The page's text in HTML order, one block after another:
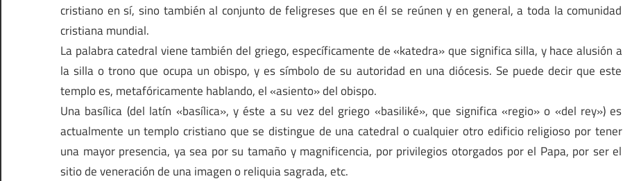
cristiano en sí, sino también al conjunto de feligreses que en él se reúnen y en general, a toda la comunidad
cristiana mundial.
La palabra catedral viene también del griego, específicamente de «katedra» que significa silla, y hace alusión a
la silla o trono que ocupa un obispo, y es símbolo de su autoridad en una diócesis. Se puede decir que este
templo es, metafóricamente hablando, el «asiento» del obispo.
Una basílica (del latín «basílica», y éste a su vez del griego «basiliké», que significa «regio» o «del rey») es
actualmente un templo cristiano que se distingue de una catedral o cualquier otro edificio religioso por tener
una mayor presencia, ya sea por su tamaño y magnificencia, por privilegios otorgados por el Papa, por ser el
sitio de veneración de una imagen o reliquia sagrada, etc.